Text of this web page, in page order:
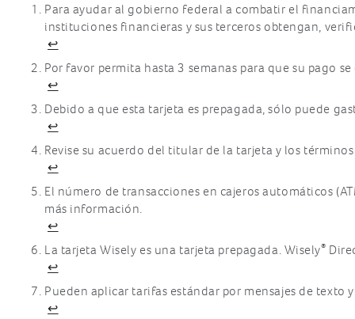
compro una tarjeta de regalo
electrónica eGift?
regalo electrónica eGift?
Recompensas? 15
de regalo electrónicas eGift que puedo
¿Puedo canjear mis tarjetas de regalo
electrónicas eGift por dinero en
¿Puedo optar por no recibir una
compra?
Footnotes
Para ayudar al gobierno federal a combatir el
instituciones financieras y sus terceros obtengan,
↩
Por favor permita hasta 3 semanas para que su pago
↩
Debido a que esta tarjeta es prepagada, sólo puede
↩
Revise su acuerdo del titular de la tarjeta y los
↩
El número de transacciones en cajeros automáticos
más información.
↩
La tarjeta Wisely es una tarjeta prepagada. Wisely®
↩
Pueden aplicar tarifas estándar por mensajes de texto
↩